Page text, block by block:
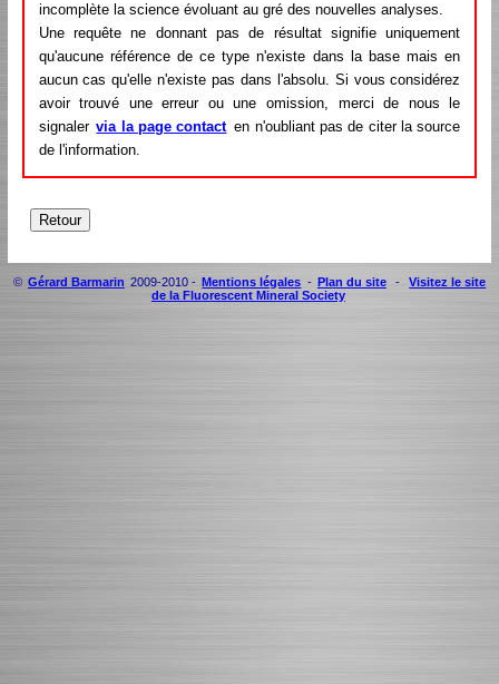
incomplète la science évoluant au gré des nouvelles analyses.
Une requête ne donnant pas de résultat signifie uniquement
qu'aucune référence de ce type n'existe dans la base mais en
aucun cas qu'elle n'existe pas dans l'absolu. Si vous considérez
avoir trouvé une erreur ou une omission, merci de nous le
signaler via la page contact en n'oubliant pas de citer la source
de l'information.
© Gérard Barmarin 2009-2010 - Mentions légales - Plan du site -
Visitez le site
de la Fluorescent Mineral Society